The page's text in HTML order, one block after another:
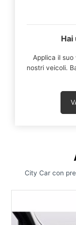
Hai
Applica il
nostri veicoli.
City Car con